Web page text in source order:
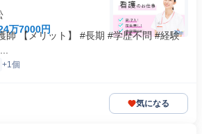
万7000円
師 【メリット】 #長期 #学歴不問 #経験
+1個
気になる